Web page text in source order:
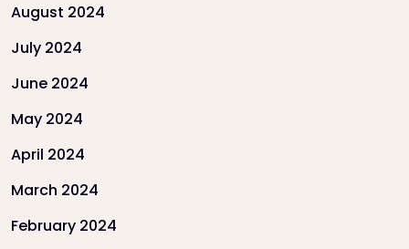
August 2024
July 2024
June 2024
May 2024
April 2024
March 2024
February 2024